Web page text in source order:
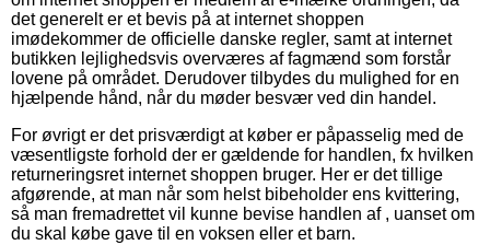
det generelt er et bevis på at internet shoppen
imødekommer de officielle danske regler, samt at internet
butikken lejlighedsvis overværes af fagmænd som forstår
lovene på området. Derudover tilbydes du mulighed for en
hjælpende hånd, når du møder besvær ved din handel.
For øvrigt er det prisværdigt at køber er påpasselig med de
væsentligste forhold der er gældende for handlen, fx hvilken
returneringsret internet shoppen bruger. Her er det tillige
afgørende, at man når som helst bibeholder ens kvittering,
så man fremadrettet vil kunne bevise handlen af , uanset om
du skal købe gave til en voksen eller et barn.